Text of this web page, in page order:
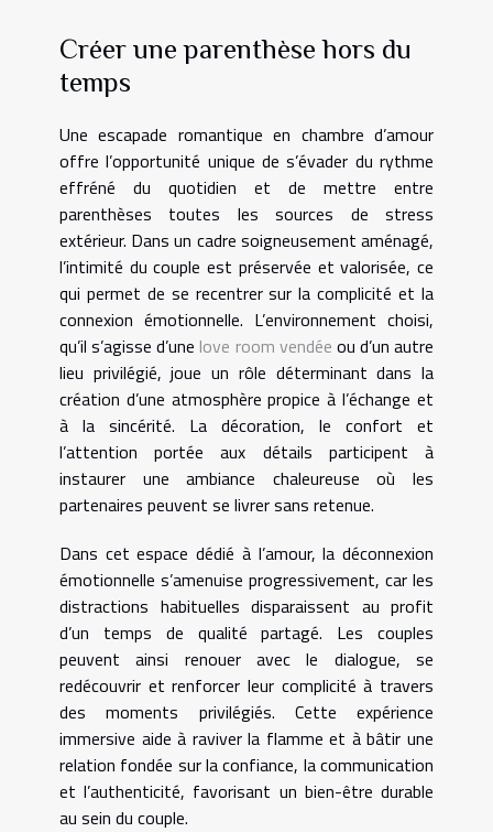
Créer une parenthèse hors du
temps
Une escapade romantique en chambre d’amour
offre l’opportunité unique de s’évader du rythme
effréné du quotidien et de mettre entre
parenthèses toutes les sources de stress
extérieur. Dans un cadre soigneusement aménagé,
l’intimité du couple est préservée et valorisée, ce
qui permet de se recentrer sur la complicité et la
connexion émotionnelle. L’environnement choisi,
qu’il s’agisse d’une love room vendée ou d’un autre
lieu privilégié, joue un rôle déterminant dans la
création d’une atmosphère propice à l’échange et
à la sincérité. La décoration, le confort et
l’attention portée aux détails participent à
instaurer une ambiance chaleureuse où les
partenaires peuvent se livrer sans retenue.
Dans cet espace dédié à l’amour, la déconnexion
émotionnelle s’amenuise progressivement, car les
distractions habituelles disparaissent au profit
d’un temps de qualité partagé. Les couples
peuvent ainsi renouer avec le dialogue, se
redécouvrir et renforcer leur complicité à travers
des moments privilégiés. Cette expérience
immersive aide à raviver la flamme et à bâtir une
relation fondée sur la confiance, la communication
et l’authenticité, favorisant un bien-être durable
au sein du couple.